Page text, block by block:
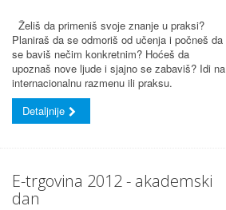
Želiš da primeniš svoje znanje u praksi?
Planiraš da se odmoriš od učenja i počneš da
se baviš nečim konkretnim? Hoćeš da
upoznaš nove ljude i sjajno se zabaviš? Idi na
internacionalnu razmenu ili praksu.
Detaljnije
E-trgovina 2012 - akademski
dan